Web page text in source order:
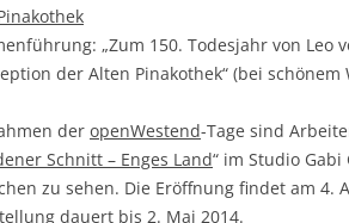
„Zum 150. Todesjahr von Leo
der Alten Pinakothek“ (bei
der openWestend-Tage sind
Schnitt – Enges Land“ im Studio
zu sehen. Die Eröffnung findet am 4.
dauert bis 2. Mai 2014.